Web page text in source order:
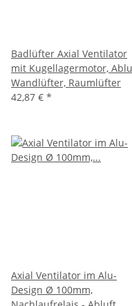
Badlüfter Axial Ventilator
mit Kugellagermotor,
Wandlüfter, Raumlüfter
42,87 € *
Axial Ventilator im Alu-
Design Ø 100mm,